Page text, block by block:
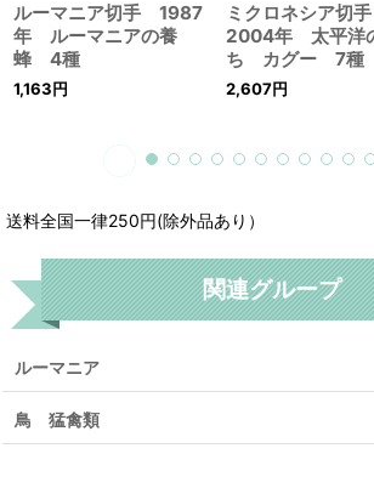
ルーマニア切手 1987
年 ルーマニアの養
蜂 4種
1,163円
ミクロネシア切
2004年 太平洋
ち カグー 7種
2,607円
送料全国一律250円(除外品あり）
関連グループ
ルーマニア
鳥 猛禽類